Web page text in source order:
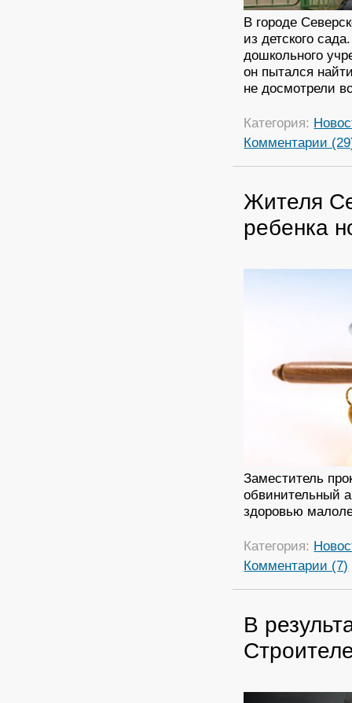
В городе
из детского
дошкольного
он пытался
не досмотрели
Категория:
Комментарии
Жителя
ребенка
Заместитель
обвинительный
здоровью
Категория:
Комментарии (7)
В